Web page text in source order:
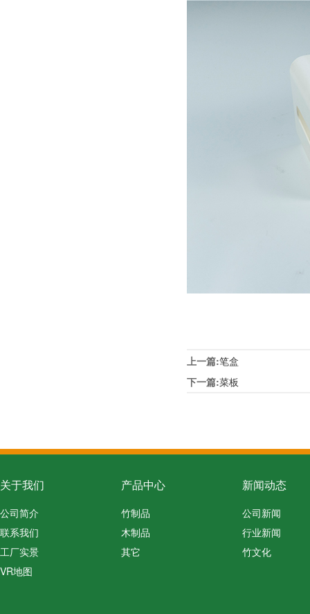
上一篇:笔盒
下一篇:菜板
关于我们
公司简介
联系我们
工厂实景
VR地图
产品中心
竹制品
木制品
其它
新闻动态
公司新闻
行业新闻
竹文化